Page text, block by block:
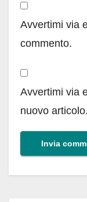
Avvertimi via
commento.
Avvertimi via
nuovo articolo.